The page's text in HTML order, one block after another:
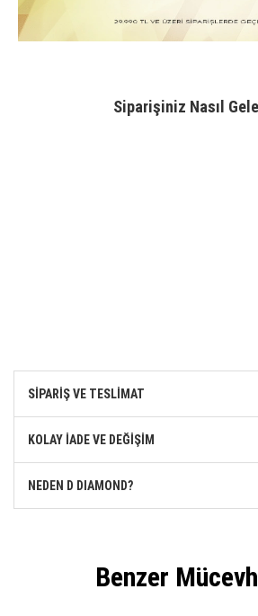
Siparişiniz Nasıl
SİPARİŞ VE TESLİMAT
KOLAY İADE VE DEĞİŞİM
NEDEN D DIAMOND?
Benzer